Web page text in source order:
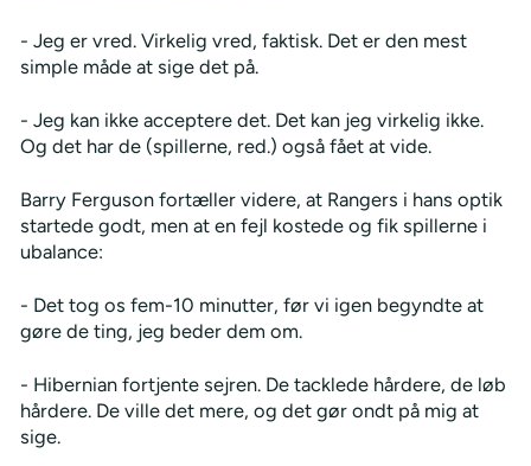
- Jeg er vred. Virkelig vred, faktisk. Det er den mest
simple måde at sige det på.
- Jeg kan ikke acceptere det. Det kan jeg virkelig ikke.
Og det har de (spillerne, red.) også fået at vide.
Barry Ferguson fortæller videre, at Rangers i hans optik
startede godt, men at en fejl kostede og fik spillerne i
ubalance:
- Det tog os fem-10 minutter, før vi igen begyndte at
gøre de ting, jeg beder dem om.
- Hibernian fortjente sejren. De tacklede hårdere, de løb
hårdere. De ville det mere, og det gør ondt på mig at
sige.